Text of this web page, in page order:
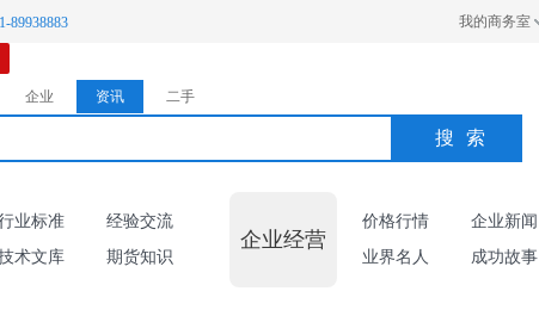
89938883 我的商务室
企业 资讯 二手
搜索
业标准
经验交流
术文库
期货知识
企业经营
价格行情
企业新闻
业界名人
成功故事